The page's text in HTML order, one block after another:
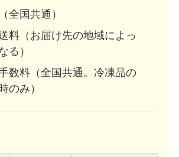
全国共通）
料（お届け先の地域によっ
る）
数料（全国共通。冷凍品の
のみ）